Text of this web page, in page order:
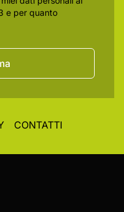
e per quanto
CONTATTI